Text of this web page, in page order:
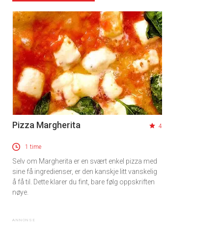
Pizza Margherita 4
1 time
Selv om Margherita er en svært enkel pizza med
sine få ingredienser, er den kanskje litt vanskelig
å få til. Dette klarer du fint, bare følg oppskriften
nøye.